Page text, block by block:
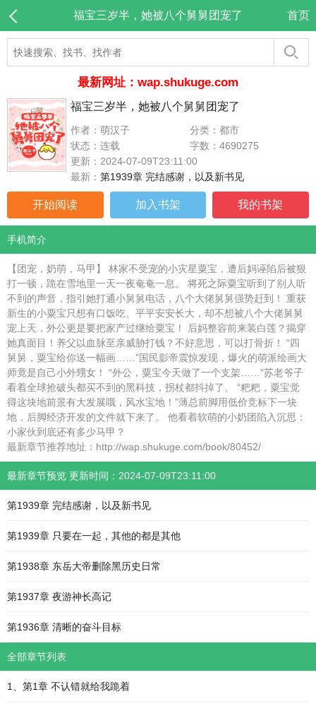
福宝三岁半，她被八个舅舅团宠了 首页
最新网址：wap.shukuge.com
福宝三岁半，她被八个舅舅团宠了
作者：萌汉子
分类：都市
状态：连载
字数：4690275
更新：2024-07-09T23:11:00
最新： 第1939章 完结感谢，以及新书见
开始阅读 加入书架 我的书架
手机简介
【团宠，奶萌，马甲】 林家不受宠的小灾星粟宝，遭后妈诬陷后被狠
打一顿，跪在雪地里一天一夜奄奄一息。 将死之际粟宝听到了别人听
不到的声音，指引她打通小舅舅电话，八个大佬舅舅强势赶到！ 重获
新生的小粟宝只想有口饭吃、平平安安长大，却不想被八个大佬舅舅
宠上天，外公更是要把家产过继给粟宝！ 后妈整容前来装白莲？揭穿
她真面目！养父以血脉至亲威胁打钱？不好意思，可以打骨折！ “四
舅舅，粟宝给你送一幅画……”国民影帝震惊发现，爆火的萌派绘画大
师竟是自己小外甥女！ “外公，粟宝今天做了一个支架……”苏老爷子
看着全球抢破头都买不到的黑科技，拐杖都抖掉了。 “粑粑，粟宝觉
得这块地前景有大发展哦，风水宝地！”薄总前脚用低价竞标下一块
地，后脚经济开发的文件就下来了。 他看着软萌的小奶团陷入沉思：
小家伙到底还有多少马甲？
最新章节推荐地址：http://wap.shukuge.com/book/80452/
最新章节预览 更新时间：2024-07-09T23:11:00
第1939章 完结感谢，以及新书见
第1939章 只要在一起，其他的都是其他
第1938章 东岳大帝删除黑历史日常
第1937章 夜游神长高记
第1936章 清晰的奋斗目标
全部章节列表
1、第1章 不认错就给我跪着